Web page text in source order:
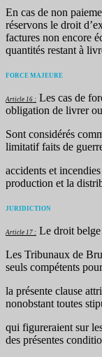
En cas de non
réservons le droit
factures non encore
quantités restant à
FORCE MAJEURE
Article 16 : Les cas de
obligation de livrer
Sont considérés
limitatif faits de
accidents et
production et la
JURIDICTION
Article 17 : Le droit belge
Les Tribunaux de
seuls compétents
la présente clause
nonobstant toutes
qui figureraient sur
des présentes